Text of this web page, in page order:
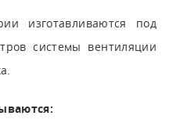
изготавливаются под
системы вентиляции